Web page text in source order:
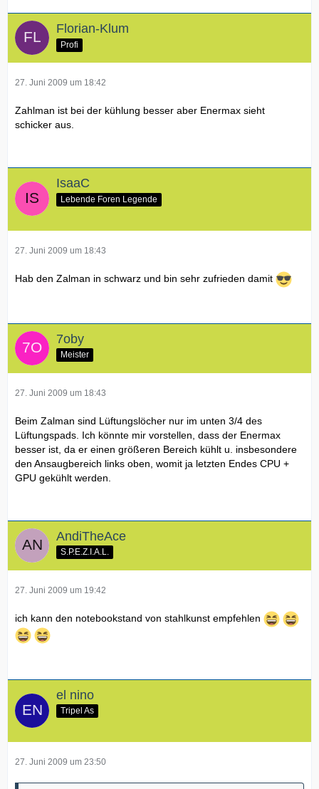
Florian-Klum
Profi
27. Juni 2009 um 18:42
Zahlman ist bei der kühlung besser aber Enermax sieht
schicker aus.
IsaaC
Lebende Foren Legende
27. Juni 2009 um 18:43
Hab den Zalman in schwarz und bin sehr zufrieden damit
7oby
Meister
27. Juni 2009 um 18:43
Beim Zalman sind Lüftungslöcher nur im unten 3/4 des
Lüftungspads. Ich könnte mir vorstellen, dass der Enermax
besser ist, da er einen größeren Bereich kühlt u. insbesondere
den Ansaugbereich links oben, womit ja letzten Endes CPU +
GPU gekühlt werden.
AndiTheAce
S.P.E.Z.I.A.L.
27. Juni 2009 um 19:42
ich kann den notebookstand von stahlkunst empfehlen
el nino
Tripel As
27. Juni 2009 um 23:50